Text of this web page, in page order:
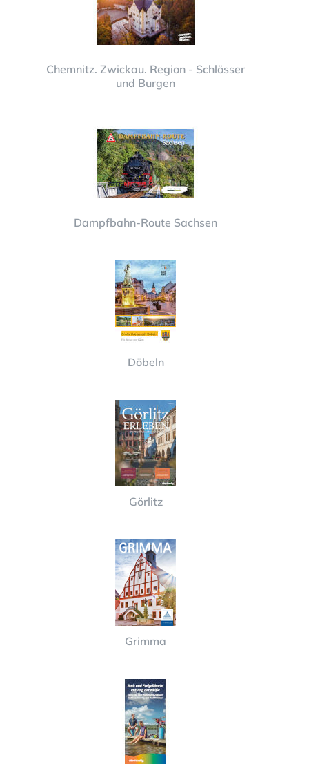
Chemnitz. Zwickau. Region - Schlösser
und Burgen
Dampfbahn-Route Sachsen
Döbeln
Görlitz
Grimma